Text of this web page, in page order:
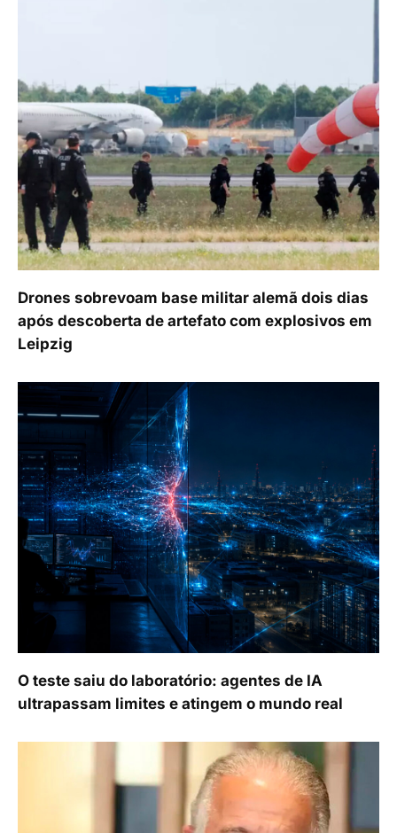
Drones sobrevoam base militar alemã dois dias
após descoberta de artefato com explosivos em
Leipzig
O teste saiu do laboratório: agentes de IA
ultrapassam limites e atingem o mundo real